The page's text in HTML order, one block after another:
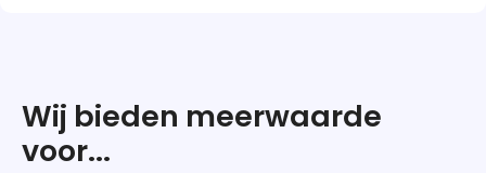
Wij bieden meerwaarde
voor...